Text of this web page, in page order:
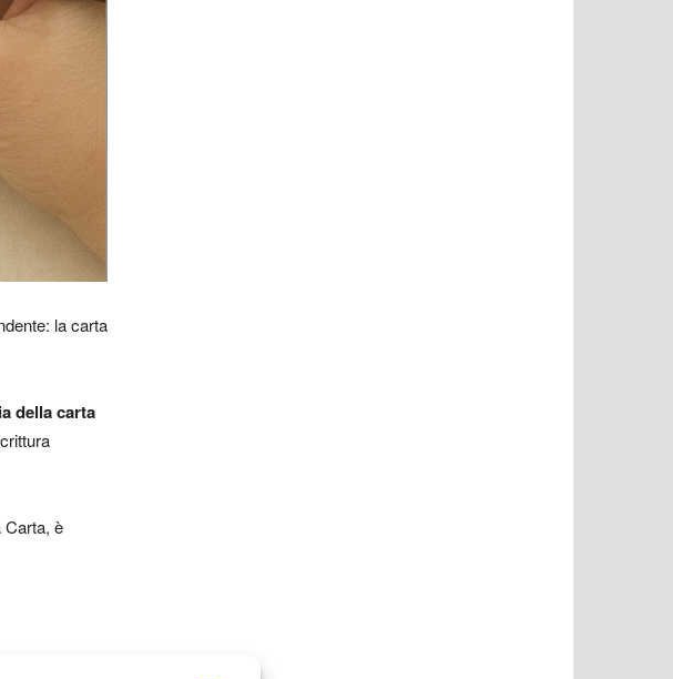
la carta
della carta
Carta, è
7 lettori